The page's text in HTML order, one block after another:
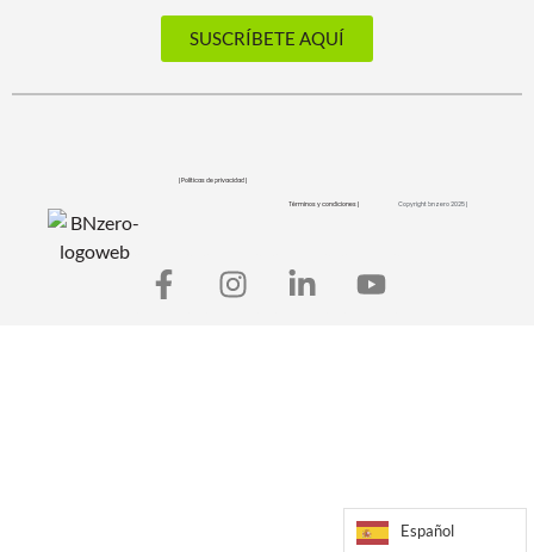
SUSCRÍBETE AQUÍ
| Políticas de privacidad |
Términos y condiciones | Copyright bnzero 2025 |
Español